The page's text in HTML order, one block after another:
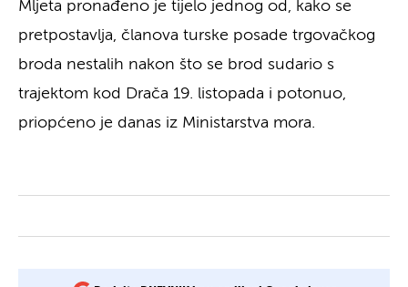
Mljeta pronađeno je tijelo jednog od, kako se
pretpostavlja, članova turske posade trgovačkog
broda nestalih nakon što se brod sudario s
trajektom kod Drača 19. listopada i potonuo,
priopćeno je danas iz Ministarstva mora.